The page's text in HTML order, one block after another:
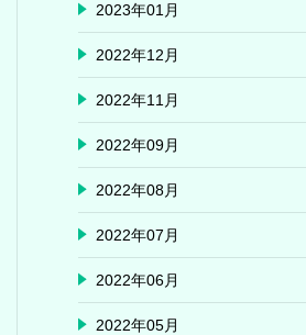
2023年01月
2022年12月
2022年11月
2022年09月
2022年08月
2022年07月
2022年06月
2022年05月